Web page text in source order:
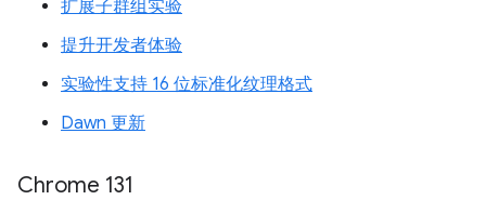
扩展子群组实验
提升开发者体验
实验性支持 16 位标准化纹理格式
Dawn 更新
Chrome 131